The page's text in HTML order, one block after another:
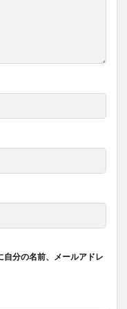
分の名前、メールアドレ